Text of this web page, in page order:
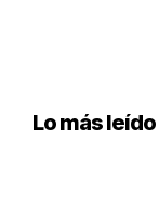
Lo más leído